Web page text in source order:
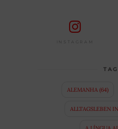
INSTAGRAM
ALEMANHA(64)
ALLTAGSLEBEN